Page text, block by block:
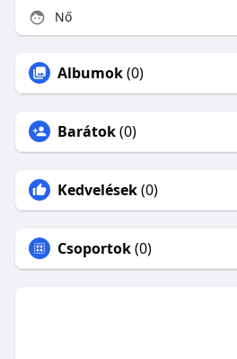
Nő
Albumok(0)
Barátok(0)
Kedvelések(0)
Csoportok(0)